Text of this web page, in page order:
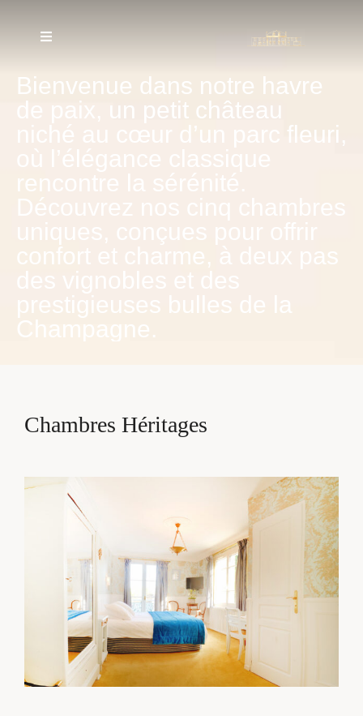
Bienvenue dans notre havre
de paix, un petit château
d’un
fleuri,
rencontre
Découvrez
chambres
uniques,
conçues
confort
charme,
pas
des vignobles et des
prestigieuses bulles de la
Champagne.
Chambres Héritages